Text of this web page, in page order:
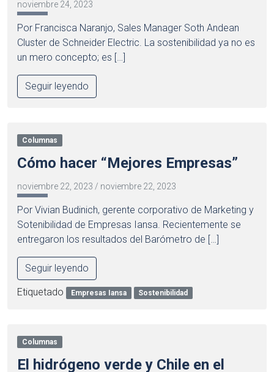
noviembre 24, 2023
Por Francisca Naranjo, Sales Manager Soth Andean
Cluster de Schneider Electric. La sostenibilidad ya no es
un mero concepto; es […]
Seguir leyendo
Columnas
Cómo hacer “Mejores Empresas”
noviembre 22, 2023 / noviembre 22, 2023
Por Vivian Budinich, gerente corporativo de Marketing y
Sotenibilidad de Empresas Iansa. Recientemente se
entregaron los resultados del Barómetro de […]
Seguir leyendo
Etiquetado Empresas Iansa Sostenibilidad
Columnas
El hidrógeno verde y Chile en el